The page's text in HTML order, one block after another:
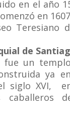
en el año
en
Teresiano
de
fue un
ya
siglo XVI,
caballeros